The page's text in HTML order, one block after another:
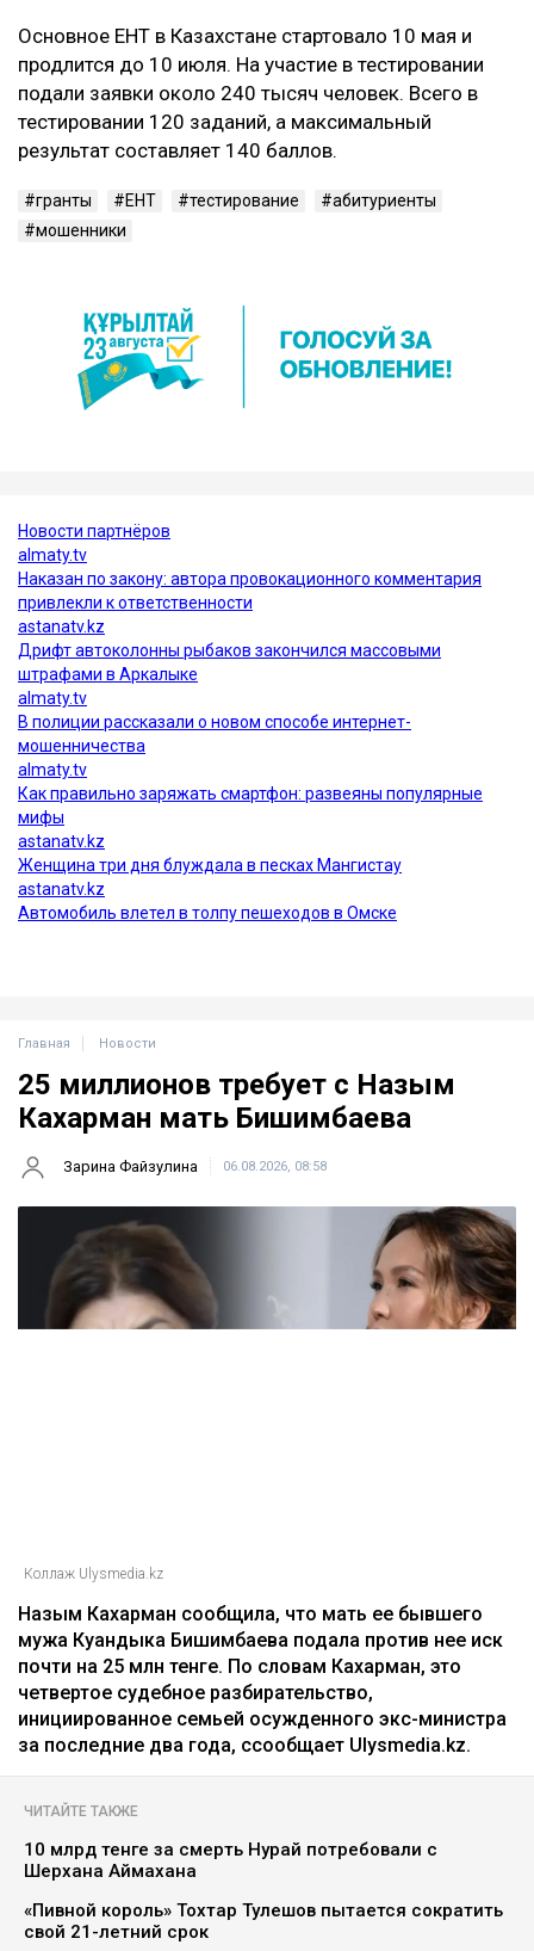
Основное ЕНТ в Казахстане стартовало 10 мая и
продлится до 10 июля. На участие в тестировании
подали заявки около 240 тысяч человек. Всего в
тестировании 120 заданий, а максимальный
результат составляет 140 баллов.
гранты ЕНТ тестирование
абитуриенты
мошенники
Новости
Коллаж Ulysmedia.kz
Назым Кахарман сообщила, что мать ее бывшего
мужа Куандыка Бишимбаева подала против нее иск
почти на 25 млн тенге. По словам Кахарман, это